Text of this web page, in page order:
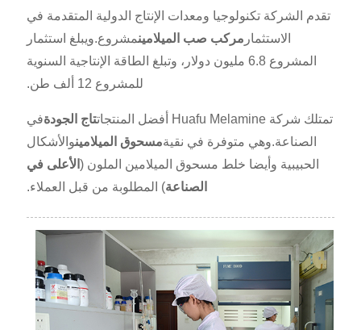
تقدم الشركة تكنولوجيا ومعدات الإنتاج الدولية المتقدمة في
الاستثمار مركب صب الميلامينمشروع.ويبلغ استثمار
المشروع 6.8 مليون دولار، وتبلغ الطاقة الإنتاجية السنوية
للمشروع 12 ألف طن.
تمتلك شركة Huafu Melamine أفضل المنتجات تاج الجودةفي
الصناعة.وهي متوفرة في نقيةمسحوق الميلامينوالأشكال
الحبيبية وأيضا خلط مسحوق الميلامين الملون (الأعلى في
الصناعة) المطلوبة من قبل العملاء.